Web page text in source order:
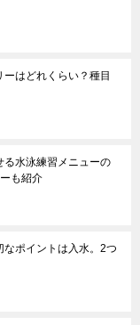
ーはどれくらい？種目
る水泳練習メニューの
も紹介
なポイントは入水。2つ